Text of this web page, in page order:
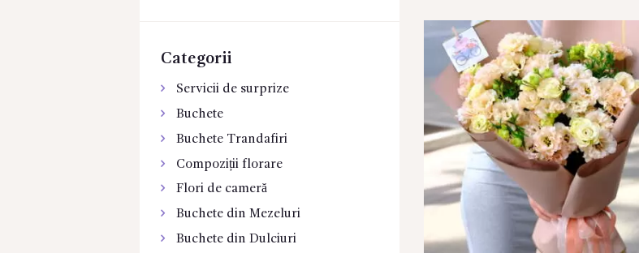
Categorii
Servicii de surprize
Buchete
Buchete Trandafiri
Compoziții florare
Flori de cameră
Buchete din Mezeluri
Buchete din Dulciuri